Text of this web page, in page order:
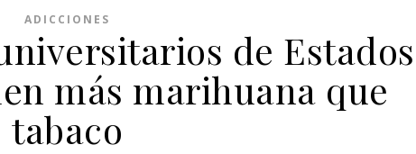
ADICCIONES
de Estados
más marihuana que
tabaco